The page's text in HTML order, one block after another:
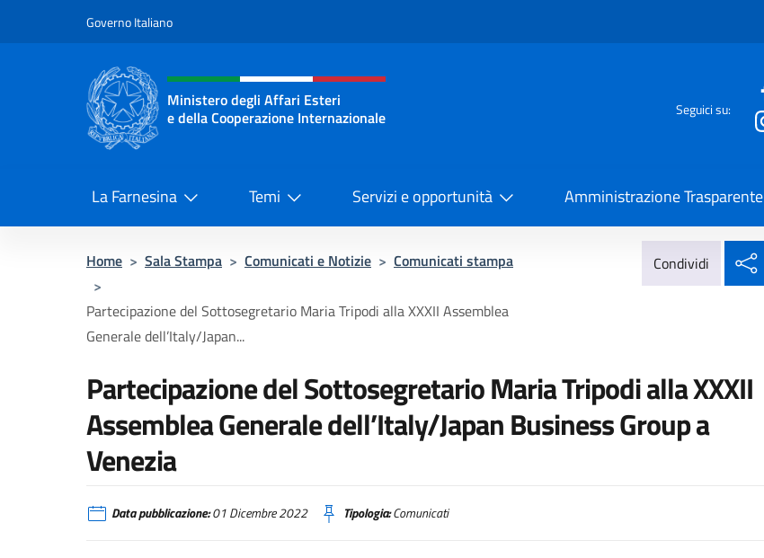
Governo Italiano
Intestazione sito, social e menù
Ministero degli Affari Esteri
e della Cooperazione Internazionale
Seguici su:
La Farnesina Temi Servizi e opportunità Amministrazione Trasparente
Home > Sala Stampa > Comunicati e Notizie > Comunicati stampa
>
Partecipazione del Sottosegretario Maria Tripodi alla XXXII Assemblea
Generale dell’Italy/Japan...
Condividi
Partecipazione del Sottosegretario Maria Tripodi alla XXXII
Assemblea Generale dell’Italy/Japan Business Group a
Venezia
Data pubblicazione:01 Dicembre 2022 Tipologia:Comunicati